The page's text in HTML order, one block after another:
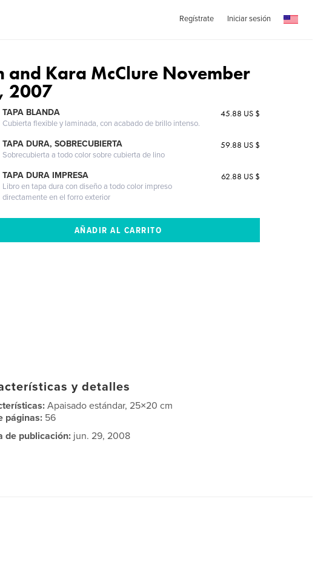
Regístrate Iniciar sesión
and Kara McClure November
2007
TAPA BLANDA
Cubierta flexible y laminada, con acabado de brillo intenso.
45.88 US $
TAPA DURA, SOBRECUBIERTA
Sobrecubierta a todo color sobre cubierta de lino
59.88 US $
TAPA DURA IMPRESA
Libro en tapa dura con diseño a todo color impreso
directamente en el forro exterior
62.88 US $
y detalles
Apaisado estándar, 25×20 cm
páginas: 56
de publicación: jun. 29, 2008